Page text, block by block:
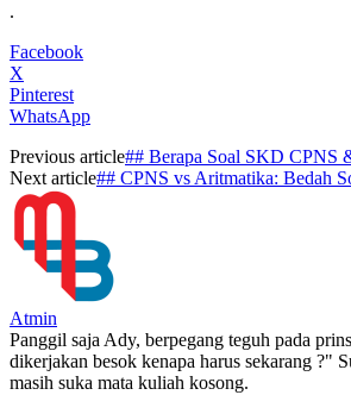
.
Facebook
X
Pinterest
WhatsApp
Previous article## Berapa Soal SKD CPNS
Next article## CPNS vs Aritmatika: Bedah
Atmin
Panggil saja Ady, berpegang teguh pada
dikerjakan besok kenapa harus sekarang ?"
masih suka mata kuliah kosong.